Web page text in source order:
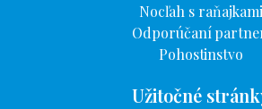
Nocľah s raňajkami
Odporúčaní
Pohostinstvo
Užitočné